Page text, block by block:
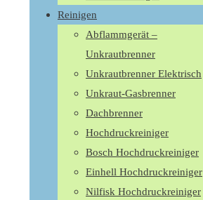
Reinigen
Abflammgerät –
Unkrautbrenner
Unkrautbrenner Elektrisch
Unkraut-Gasbrenner
Dachbrenner
Hochdruckreiniger
Bosch Hochdruckreiniger
Einhell Hochdruckreiniger
Nilfisk Hochdruckreiniger